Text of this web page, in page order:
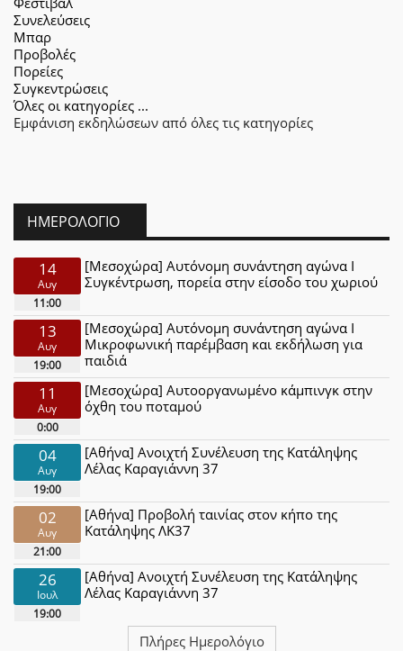
Συνελεύσεις
Μπαρ
Προβολές
Πορείες
Συγκεντρώσεις
Όλες οι κατηγορίες ...
Εμφάνιση εκδηλώσεων από όλες τις κατηγορίες
ΗΜΕΡΟΛΌΓΙΟ
14
Αυγ
11:00
[Μεσοχώρα] Αυτόνομη συνάντηση αγώνα Ι
Συγκέντρωση, πορεία στην είσοδο του χωριού
13
Αυγ
19:00
[Μεσοχώρα] Αυτόνομη συνάντηση αγώνα Ι
Μικροφωνική παρέμβαση και εκδήλωση για
παιδιά
11
Αυγ
0:00
[Μεσοχώρα] Αυτοοργανωμένο κάμπινγκ στην
όχθη του ποταμού
04
Αυγ
19:00
[Αθήνα] Ανοιχτή Συνέλευση της Κατάληψης
Λέλας Καραγιάννη 37
02
Αυγ
21:00
[Αθήνα] Προβολή ταινίας στον κήπο της
Κατάληψης ΛΚ37
26
Ιουλ
19:00
[Αθήνα] Ανοιχτή Συνέλευση της Κατάληψης
Λέλας Καραγιάννη 37
Πλήρες Ημερολόγιο